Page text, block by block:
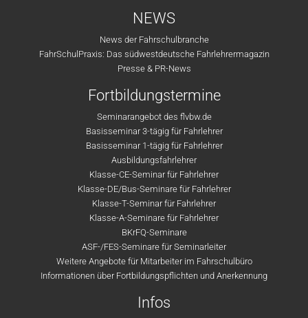
NEWS
News der Fahrschulbranche
FahrSchulPraxis: Das südwestdeutsche Fahrlehrermagazin
Presse & PR-News
Fortbildungstermine
Seminarangebot des flvbw.de
Basisseminar 3-tägig für Fahrlehrer
Basisseminar 1-tägig für Fahrlehrer
Ausbildungsfahrlehrer
Klasse-CE-Seminar für Fahrlehrer
Klasse-DE/Bus-Seminare für Fahrlehrer
Klasse-T-Seminar für Fahrlehrer
Klasse-A-Seminare für Fahrlehrer
BKrFQ-Seminare
ASF-/FES-Seminare für Seminarleiter
Weitere Angebote für Mitarbeiter im Fahrschulbüro
Informationen über Fortbildungspflichten und Anerkennung
Infos